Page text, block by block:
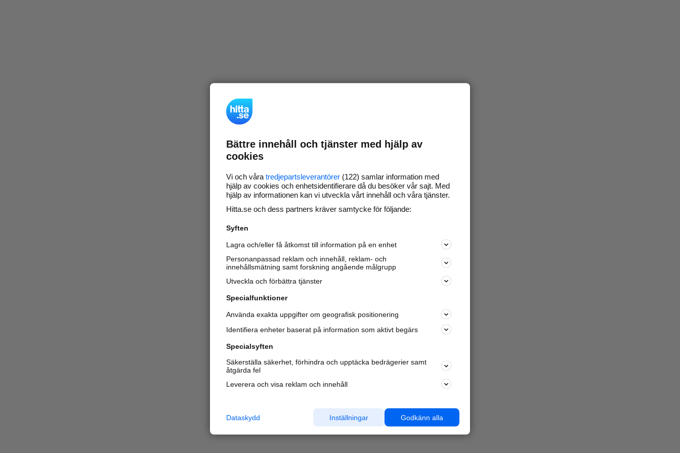
Bättre innehåll och tjänster med hjälp av
cookies
Vi och våra tredjepartsleverantörer (122) samlar information med
hjälp av cookies och enhetsidentifierare då du besöker vår sajt. Med
hjälp av informationen kan vi utveckla vårt innehåll och våra tjänster.
Hitta.se och dess partners kräver samtycke för följande:
Syften
Lagra och/eller få åtkomst till information på en enhet
Personanpassad reklam och innehåll, reklam- och
innehållsmätning samt forskning angående målgrupp
Utveckla och förbättra tjänster
Specialfunktioner
Använda exakta uppgifter om geografisk positionering
Identifiera enheter baserat på information som aktivt begärs
Specialsyften
Säkerställa säkerhet, förhindra och upptäcka bedrägerier samt
åtgärda fel
Leverera och visa reklam och innehåll
Godkänn alla
Inställningar
Dataskydd